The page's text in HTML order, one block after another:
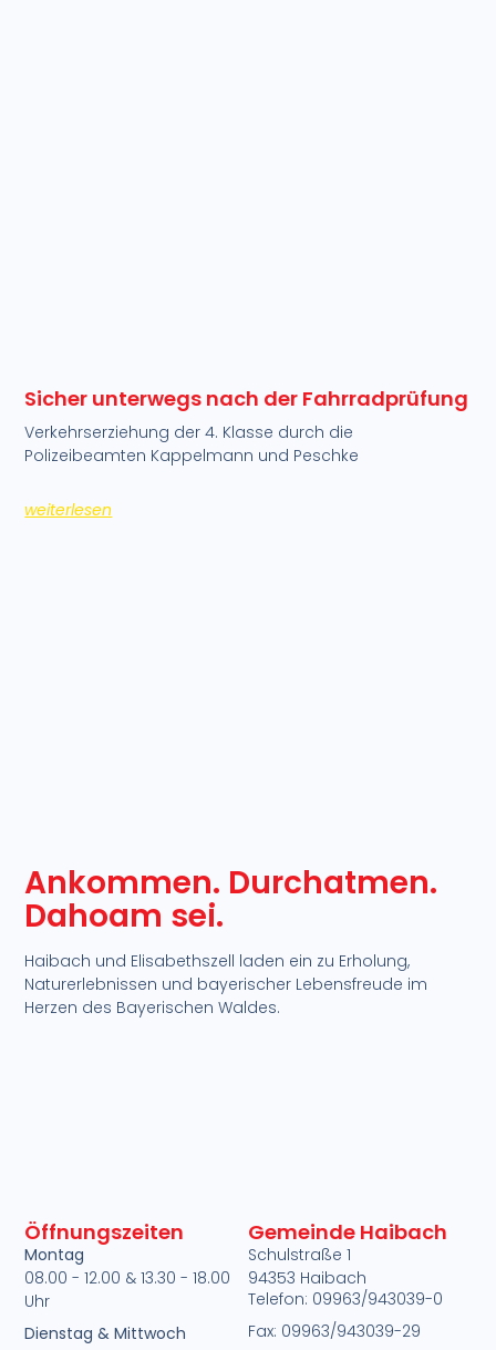
Sicher unterwegs nach der Fahrradprüfung
Verkehrserziehung der 4. Klasse durch die
Polizeibeamten Kappelmann und Peschke
weiterlesen
Ankommen. Durchatmen.
Dahoam sei.​
Haibach und Elisabethszell laden ein zu Erholung,
Naturerlebnissen und bayerischer Lebensfreude im
Herzen des Bayerischen Waldes.​
Gemeinde Haibach
Schulstraße 1
94353 Haibach
Telefon: 09963/943039-0
Fax: 09963/943039-29
Öffnungszeiten
Montag
08.00 - 12.00 & 13.30 - 18.00
Uhr
Dienstag & Mittwoch